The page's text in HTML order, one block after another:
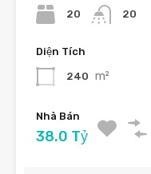
20 20
Diện Tích
240 m²
Nhà Bán
38.0 Tỷ